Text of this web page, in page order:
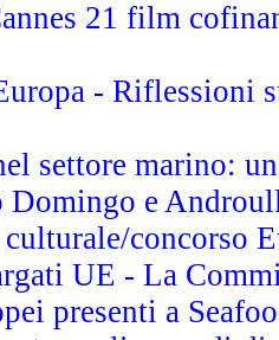
21 film
- Riflessioni
settore marino:
Domingo e
concorso
UE - La
presenti a